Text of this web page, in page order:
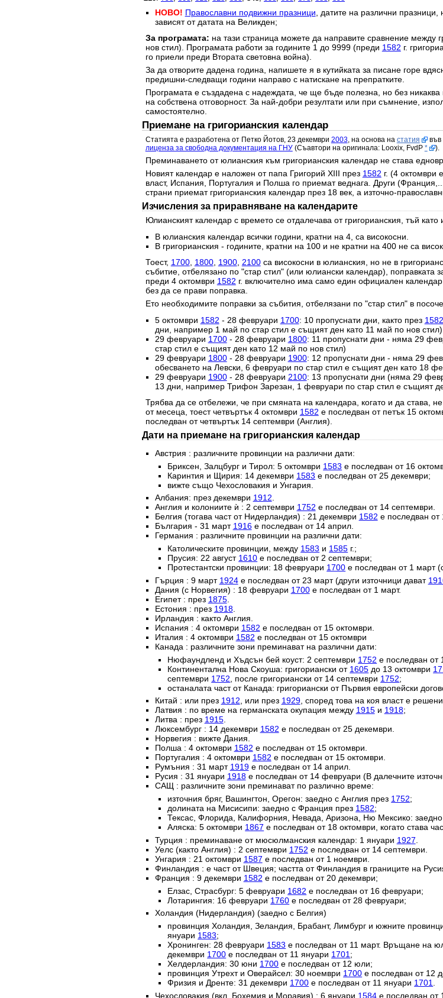
НОВО! Православни подвижни празници , датите на различни
зависят от датата на Великден;
За програмата: на тази страница можете да направите сравнение между
нов стил). Програмата работи за годините 1 до 9999 (преди 1582 г.
го приели преди Втората световна война).
За да отворите дадена година, напишете я в кутийката за писане горе
предишни-следващи години направо с натискане на препратките.
Програмата е създадена с надеждата, че ще бъде полезна, но без никаква
на собствена отговорност. За най-добри резултати или при съмнение,
самостоятелно.
Приемане на григорианския календар
Статията е разработена от Петко Йотов, 23 декември 2003, на основа на статия
във
лиценза за свободна документация на ГНУ(Съавтори на оригинала: Looxix, FvdP * ).
Преминаването от юлианския към григорианския календар не става
Новият календар е наложен от папа Григорий XIII през 1582 г. (4 октомври
власт, Испания, Португалия и Полша го приемат веднага. Други
страни приемат григорианския календар през 18 век, а източно-
Изчисления за приравняване на календарите
Юлианският календар с времето се отдалечава от григорианския, тъй
В юлианския календар всички години, кратни на 4, са високосни.
В григорианския - годините, кратни на 100 и не кратни на 400 не са
Тоест, 1700, 1800, 1900, 2100са високосни в юлианския, но не в
събитие, отбелязано по "стар стил" (или юлиански календар), поправката
преди 4 октомври 1582 г. включително има само един официален
без да се прави поправка.
Ето необходимите поправки за събития, отбелязани по "стар стил" в
5 октомври 1582 - 28 февруари 1700: 10 пропуснати дни, както през 1582
дни, например 1 май по стар стил е същият ден като 11 май по нов стил).
29 февруари 1700- 28 февруари 1800: 11 пропуснати дни - няма 29
стар стил е същият ден като 12 май по нов стил)
29 февруари 1800- 28 февруари 1900: 12 пропуснати дни - няма 29
обесването на Левски, 6 февруари по стар стил е същият ден като 18
29 февруари 1900- 28 февруари 2100: 13 пропуснати дни (няма 29
13 дни, например Трифон Зарезан, 1 февруари по стар стил е същият
Трябва да се отбележи, че при смяната на календара, когато и да става,
от месеца, тоест четвъртък 4 октомври 1582 е последван от петък 15
последван от четвъртък 14 септември (Англия).
Дати на приемане на григорианския календар
Австрия : различните провинции на различни дати:
Бриксен, Залцбург и Тирол: 5 октомври 1583 е последван от 16
Каринтия и Щирия: 14 декември 1583 е последван от 25 декември;
вижте също Чехословакия и Унгария.
Албания: през декември 1912.
Англия и колониите ѝ : 2 септември 1752 е последван от 14 септември.
Белгия (тогава част от Нидерландия) : 21 декември 1582 е последван от
България - 31 март 1916е последван от 14 април.
Германия : различните провинции на различни дати:
Католическите провинции, между 1583 и 1585 г.;
Прусия: 22 август 1610 е последван от 2 септември;
Протестантски провинции: 18 февруари 1700 е последван от 1 март
Гърция : 9 март 1924е последван от 23 март (други източници дават
Дания (с Норвегия) : 18 февруари 1700е последван от 1 март.
Египет : през 1875.
Естония : през 1918.
Ирландия : както Англия.
Испания : 4 октомври 1582 е последван от 15 октомври.
Италия : 4 октомври 1582 е последван от 15 октомври
Канада : различните зони преминават на различни дати:
Нюфаундленд и Хъдсън бей коуст: 2 септември 1752 е последван от
Континентална Нова Скоуша: григориански от 1605 до 13 октомври
септември 1752 , после григориански от 14 септември 1752;
останалата част от Канада: григориански от Първия европейски
Китай : или през 1912, или през 1929, според това на коя власт е
Латвия : по време на германската окупация между 1915и 1918;
Литва : през 1915.
Люксембург : 14 декември 1582 е последван от 25 декември.
Норвегия : вижте Дания.
Полша : 4 октомври 1582 е последван от 15 октомври.
Португалия : 4 октомври 1582 е последван от 15 октомври.
Румъния : 31 март 1919е последван от 14 април.
Русия : 31 януари 1918е последван от 14 февруари (В далечните
САЩ : различните зони преминават по различно време:
източния бряг, Вашингтон, Орегон: заедно с Англия през 1752;
долината на Мисисипи: заедно с Франция през 1582;
Тексас, Флорида, Калифорния, Невада, Аризона, Ню Мексико:
Аляска: 5 октомври 1867 е последван от 18 октомври, когато става
Турция : преминаване от мюсюлманския календар: 1 януари 1927
Уелс (както Англия) : 2 септември 1752 е последван от 14 септември.
Унгария : 21 октомври 1587 е последван от 1 ноември.
Финландия : е част от Швеция; частта от Финландия в границите на
Франция : 9 декември 1582 е последван от 20 декември;
Елзас, Страсбург: 5 февруари 1682 е последван от 16 февруари;
Лотарингия: 16 февруари 1760 е последван от 28 февруари;
Холандия (Нидерландия) (заедно с Белгия)
провинция Холандия, Зеландия, Брабант, Лимбург и южните
януари 1583;
Хронинген: 28 февруари 1583 е последван от 11 март. Връщане на
декември 1700 е последван от 11 януари 1701 ;
Хелдерландия: 30 юни 1700 е последван от 12 юли;
провинция Утрехт и Оверайсел: 30 ноември 1700 е последван от 12
Фризия и Дренте: 31 декември 1700 е последван от 11 януари 1701
Чехословакия (вкл. Бохемия и Моравия) : 6 януари 1584е последван от